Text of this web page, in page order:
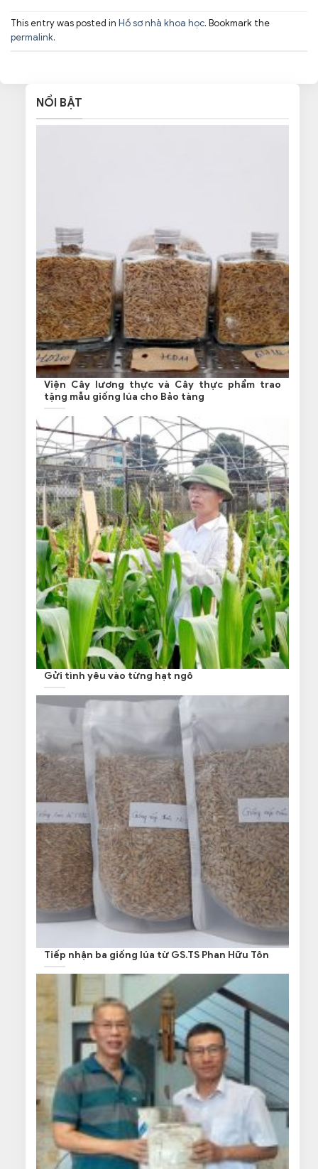
This entry was posted in Hồ sơ nhà khoa học. Bookmark the
permalink.
NỔI BẬT
Viện Cây lương thực và Cây thực phẩm trao
tặng mẫu giống lúa cho Bảo tàng
Gửi tình yêu vào từng hạt ngô
Tiếp nhận ba giống lúa từ GS.TS Phan Hữu Tôn